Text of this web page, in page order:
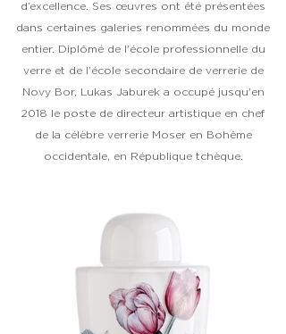
d’excellence. Ses œuvres ont été présentées
dans certaines galeries renommées du monde
entier. Diplômé de l'école professionnelle du
verre et de l'école secondaire de verrerie de
Novy Bor, Lukas Jaburek a occupé jusqu'en
2018 le poste de directeur artistique en chef
de la célèbre verrerie Moser en Bohême
occidentale, en République tchèque.